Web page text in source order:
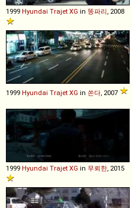
1999 Hyundai Trajet XG in 똥파리 , 2008
1999 Hyundai Trajet XG in 쏜다 , 2007
1999 Hyundai Trajet XG in 무뢰한 , 2015